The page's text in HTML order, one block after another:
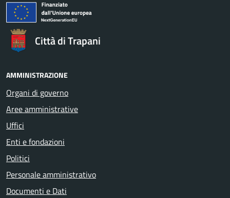
Città di Trapani
AMMINISTRAZIONE
Organi di governo
Aree amministrative
Uffici
Enti e fondazioni
Politici
Personale amministrativo
Documenti e Dati